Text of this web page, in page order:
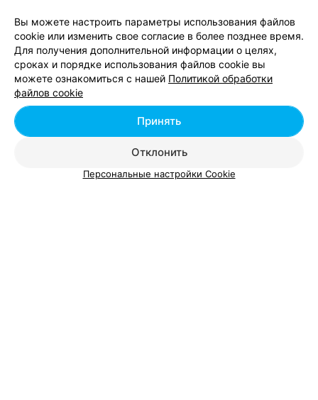
стекловолоконном штифте
от 100 руб.
Одноканальный пульпит, периодонтит
от 100 руб.
Профессиональная гигиена одного зуба
от 4 руб.
Трехканальный пульпит, периодонтит
от 200 руб.
Добавить компанию
Вы можете настроить параметры использования файлов
cookie или изменить свое согласие в более позднее время.
Для получения дополнительной информации о целях,
сроках и порядке использования файлов cookie вы
можете ознакомиться с нашей Политикой обработки
файлов cookie
Отклонить
Принять
Персональные настройки Cookie